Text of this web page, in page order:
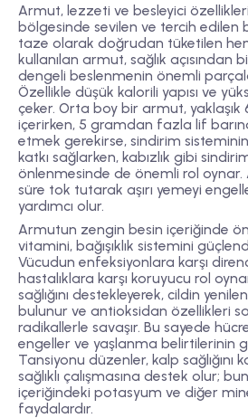
Armut, lezzeti ve besleyici
bölgesinde sevilen ve tercih edilen
taze olarak doğrudan tüketilen
kullanılan armut, sağlık açısından
dengeli beslenmenin önemli
Özellikle düşük kalorili yapısı ve
çeker. Orta boy bir armut, yaklaşık
içerirken, 5 gramdan fazla lif
etmek gerekirse, sindirim
katkı sağlarken, kabızlık gibi
önlenmesinde de önemli rol oynar.
süre tok tutarak aşırı yemeyi
yardımcı olur.
Armutun zengin besin içeriğinde
vitamini, bağışıklık sistemini
Vücudun enfeksiyonlara karşı
hastalıklara karşı koruyucu rol
sağlığını destekleyerek, cildin
bulunur ve antioksidan özellikleri
radikallerle savaşır. Bu sayede
engeller ve yaşlanma belirtilerinin
Tansiyonu düzenler, kalp sağlığını
sağlıklı çalışmasına destek olur;
içeriğindeki potasyum ve diğer
faydalardır.